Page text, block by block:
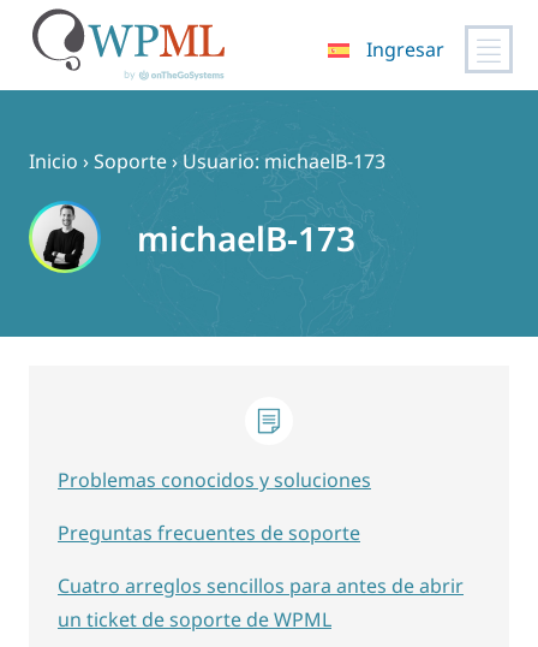
contenido
Ingresar
Inicio ›Soporte› Usuario: michaelB-173
michaelB-173
Problemas conocidos y soluciones
Preguntas frecuentes de soporte
Cuatro arreglos sencillos para antes de abrir
un ticket de soporte de WPML